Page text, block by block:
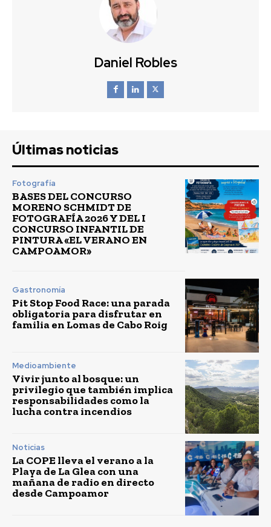
Daniel Robles
Últimas noticias
Fotografía
BASES DEL CONCURSO
MORENO SCHMIDT DE
FOTOGRAFÍA 2026 Y DEL I
CONCURSO INFANTIL DE
PINTURA «EL VERANO EN
CAMPOAMOR»
Gastronomía
Pit Stop Food Race: una parada
obligatoria para disfrutar en
familia en Lomas de Cabo Roig
Medioambiente
Vivir junto al bosque: un
privilegio que también implica
responsabilidades como la
lucha contra incendios
Noticias
La COPE lleva el verano a la
Playa de La Glea con una
mañana de radio en directo
desde Campoamor